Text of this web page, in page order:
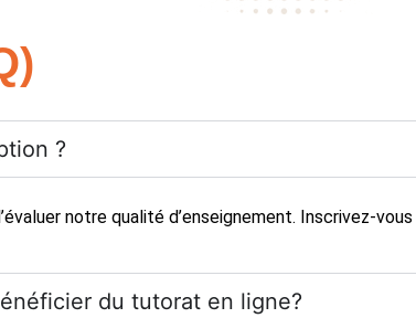
?
notre qualité d’enseignement. Inscrivez-vous
du tutorat en ligne?